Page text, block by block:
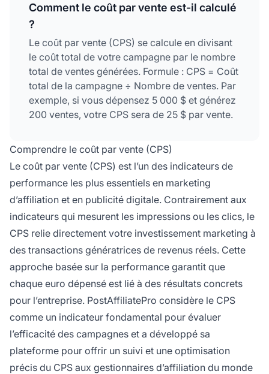
Comment le coût par vente est-il calculé
?
Le coût par vente (CPS) se calcule en divisant
le coût total de votre campagne par le nombre
total de ventes générées. Formule : CPS = Coût
total de la campagne ÷ Nombre de ventes. Par
exemple, si vous dépensez 5 000 $ et générez
200 ventes, votre CPS sera de 25 $ par vente.
Comprendre le coût par vente (CPS)
Le coût par vente (CPS) est l’un des indicateurs de
performance les plus essentiels en marketing
d’affiliation et en publicité digitale. Contrairement aux
indicateurs qui mesurent les impressions ou les clics, le
CPS relie directement votre investissement marketing à
des transactions génératrices de revenus réels. Cette
approche basée sur la performance garantit que
chaque euro dépensé est lié à des résultats concrets
pour l’entreprise. PostAffiliatePro considère le CPS
comme un indicateur fondamental pour évaluer
l’efficacité des campagnes et a développé sa
plateforme pour offrir un suivi et une optimisation
précis du CPS aux gestionnaires d’affiliation du monde